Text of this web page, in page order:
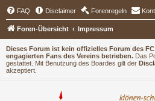
Dieses Forum ist kein offizielles Forum des
engagierten Fans des Vereins betrieben. Das
gestattet. Mit Benutzung des Boardes gilt der
akzeptiert.
FAQ Disclaimer Forenregeln
Foren-Übersicht Impressum